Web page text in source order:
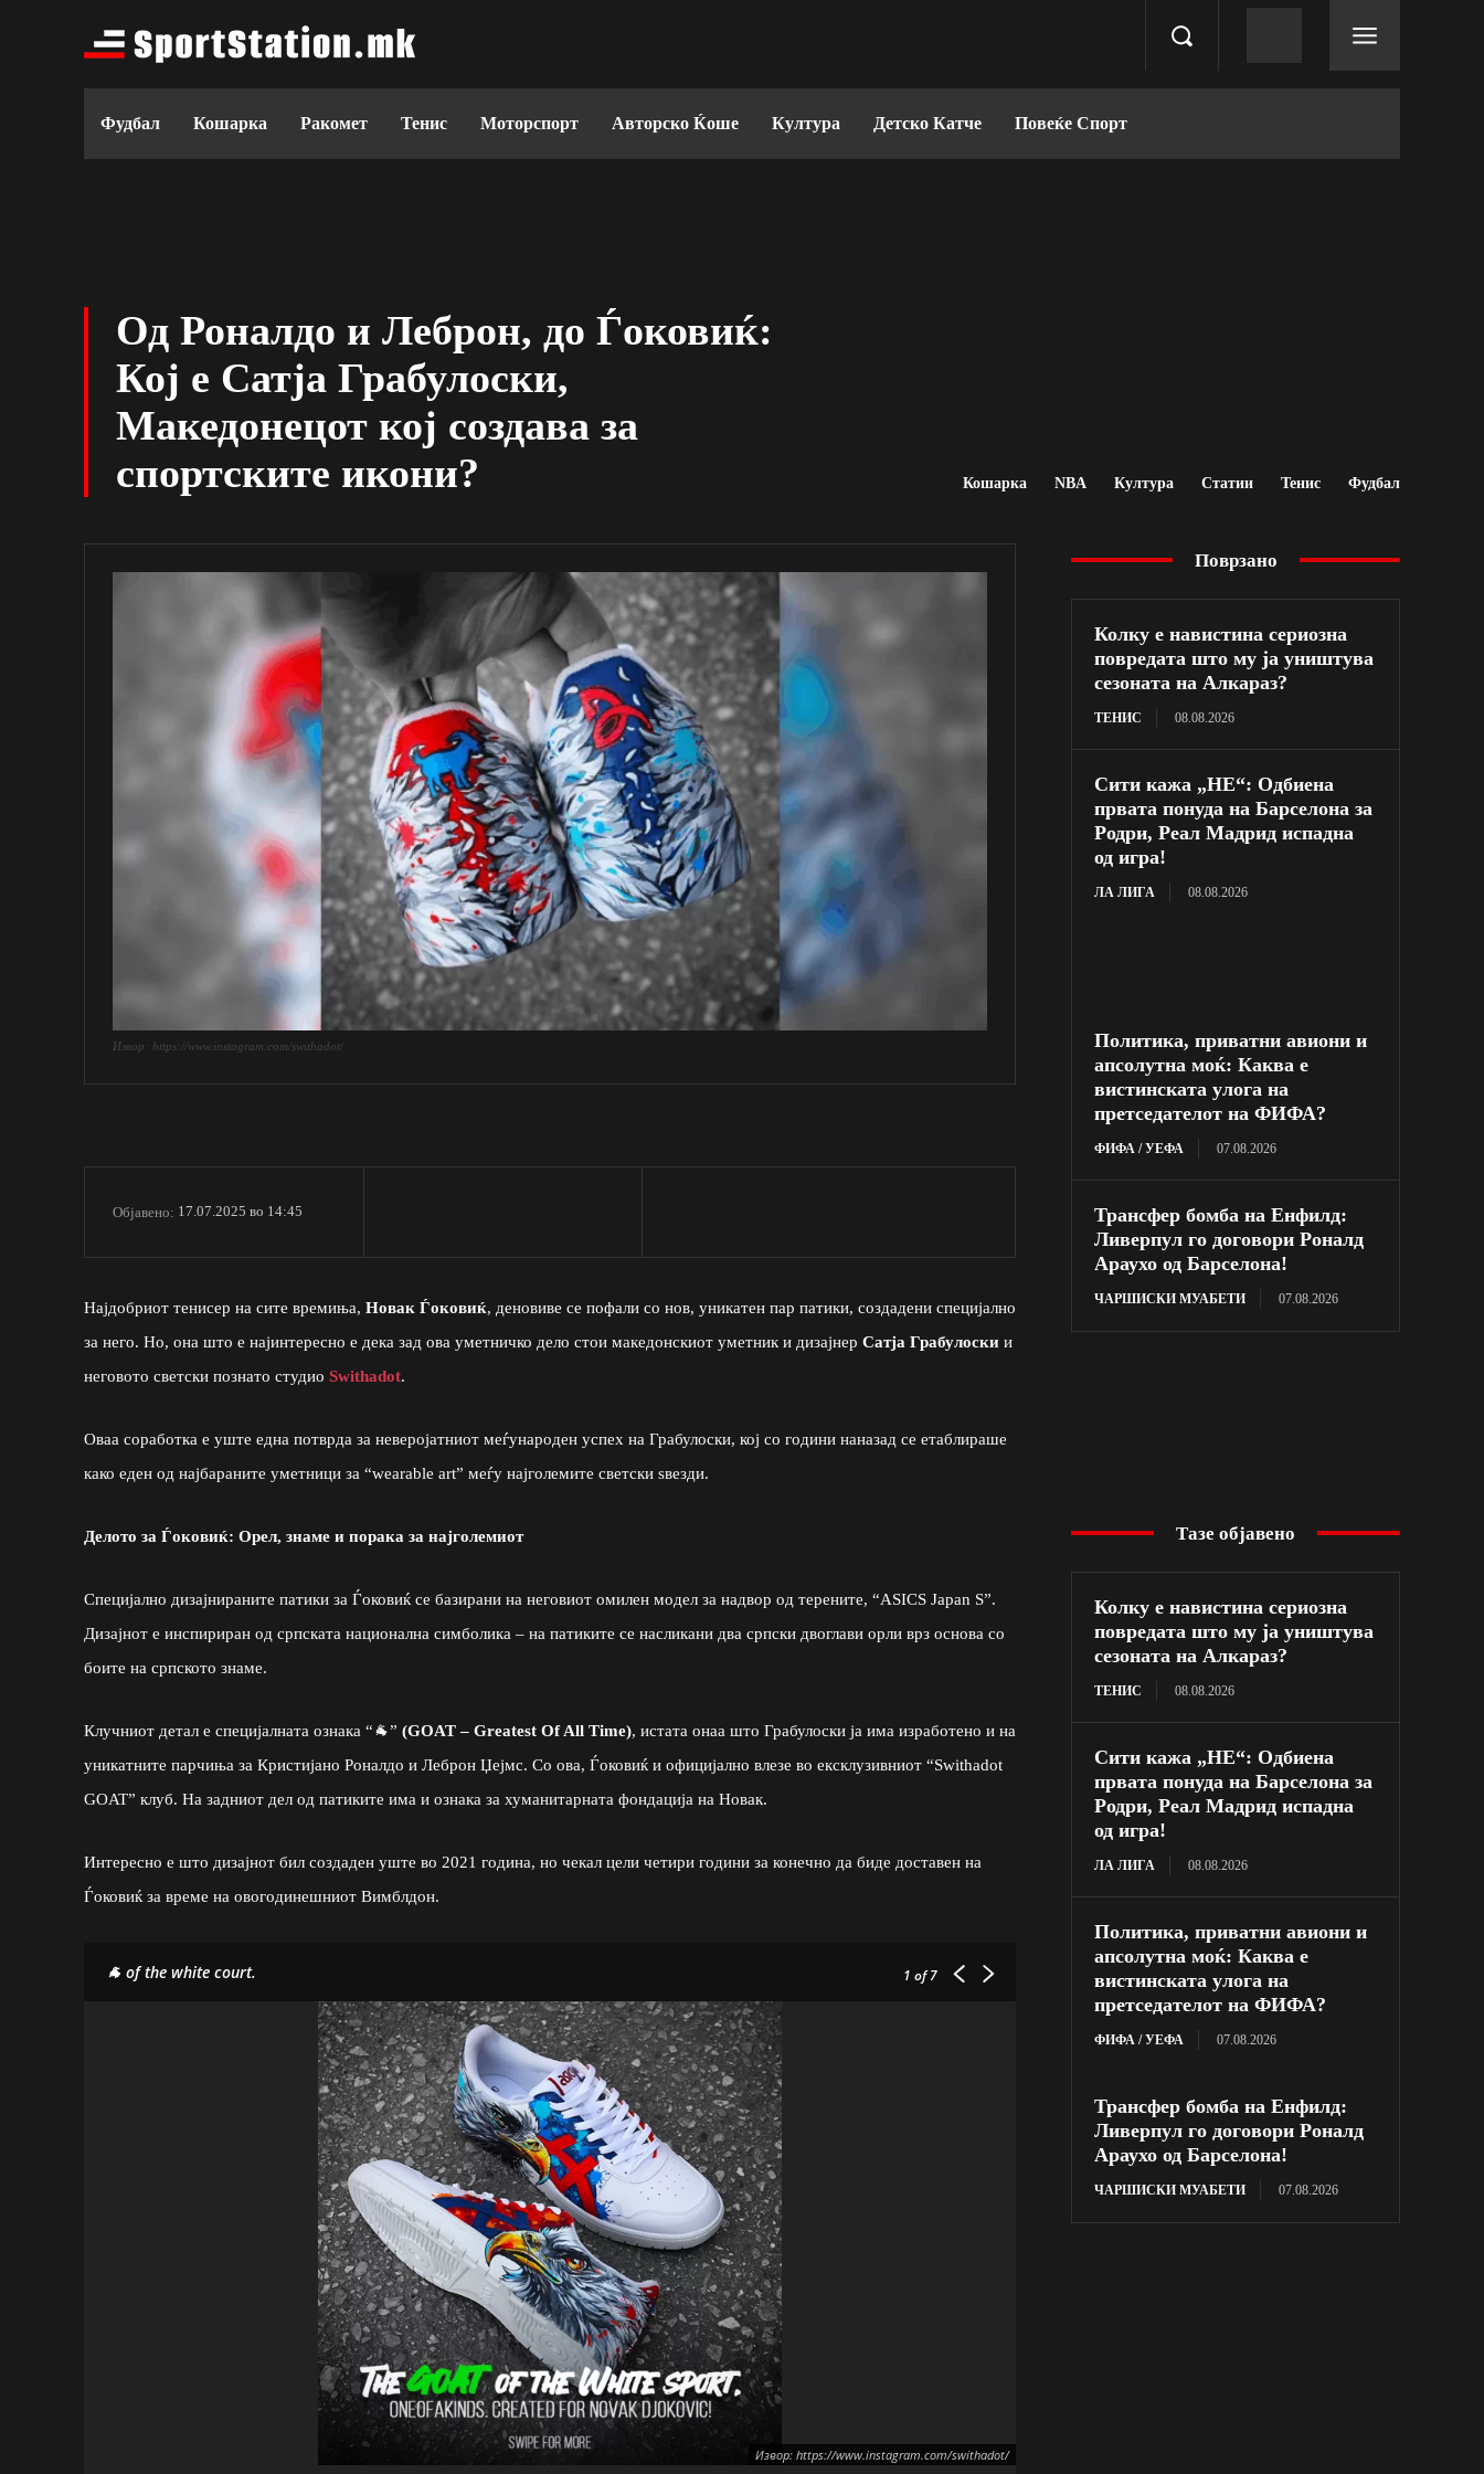
Фудбал Кошарка Ракомет Тенис Моторспорт Авторско Ќоше Култура Детско Катче Повеќе Спорт
Од Роналдо и Леброн, до Ѓоковиќ:
Кој е Сатја Грабулоски,
Македонецот кој создава за
спортските икони?
Кошарка NBA Култура Статии Тенис Фудбал
Извор: https://www.instagram.com/swithadot/
Објавено: 17.07.2025 во 14:45
Најдобриот тенисер на сите времиња, Новак Ѓоковиќ, деновиве се пофали со нов, уникатен пар патики, создадени специјално
за него. Но, она што е најинтересно е дека зад ова уметничко дело стои македонскиот уметник и дизајнер Сатја Грабулоски и
неговото светски познато студио Swithadot.
Оваа соработка е уште една потврда за неверојатниот меѓународен успех на Грабулоски, кој со години наназад се етаблираше
како еден од најбараните уметници за “wearable art” меѓу најголемите светски ѕвезди.
Делото за Ѓоковиќ: Орел, знаме и порака за најголемиот
Специјално дизајнираните патики за Ѓоковиќ се базирани на неговиот омилен модел за надвор од терените, “ASICS Japan S”.
Дизајнот е инспириран од српската национална симболика – на патиките се насликани два српски двоглави орли врз основа со
боите на српското знаме.
Клучниот детал е специјалната ознака “🐐” (GOAT – Greatest Of All Time), истата онаа што Грабулоски ја има изработено и на
уникатните парчиња за Кристијано Роналдо и Леброн Џејмс. Со ова, Ѓоковиќ и официјално влезе во ексклузивниот “Swithadot
GOAT” клуб. На задниот дел од патиките има и ознака за хуманитарната фондација на Новак.
Интересно е што дизајнот бил создаден уште во 2021 година, но чекал цели четири години за конечно да биде доставен на
Ѓоковиќ за време на овогодинешниот Вимблдон.
🐐 of the white court. 1 of 7
Извор: https://www.instagram.com/swithadot/
Поврзано
Колку е навистина сериозна
повредата што му ја уништува
сезоната на Алкараз?
ТЕНИС 08.08.2026
Сити кажа „НЕ“: Одбиена
првата понуда на Барселона за
Родри, Реал Мадрид испадна
од игра!
ЛА ЛИГА 08.08.2026
Политика, приватни авиони и
апсолутна моќ: Каква е
вистинската улога на
претседателот на ФИФА?
ФИФА / УЕФА 07.08.2026
Трансфер бомба на Енфилд:
Ливерпул го договори Роналд
Араухо од Барселона!
ЧАРШИСКИ МУАБЕТИ 07.08.2026
Тазе објавено
Колку е навистина сериозна
повредата што му ја уништува
сезоната на Алкараз?
ТЕНИС 08.08.2026
Сити кажа „НЕ“: Одбиена
првата понуда на Барселона за
Родри, Реал Мадрид испадна
од игра!
ЛА ЛИГА 08.08.2026
Политика, приватни авиони и
апсолутна моќ: Каква е
вистинската улога на
претседателот на ФИФА?
ФИФА / УЕФА 07.08.2026
Трансфер бомба на Енфилд:
Ливерпул го договори Роналд
Араухо од Барселона!
ЧАРШИСКИ МУАБЕТИ 07.08.2026